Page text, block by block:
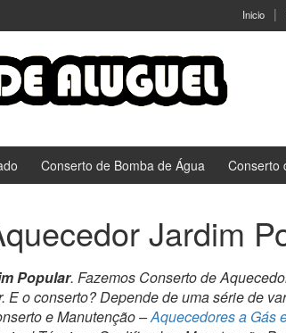
Inicio
Conserto de Bomba de Água Conserto
Jardim
Popular. Fazemos Conserto de
E o conserto? Depende de uma série de
e Manutenção –Aquecedores a Gás